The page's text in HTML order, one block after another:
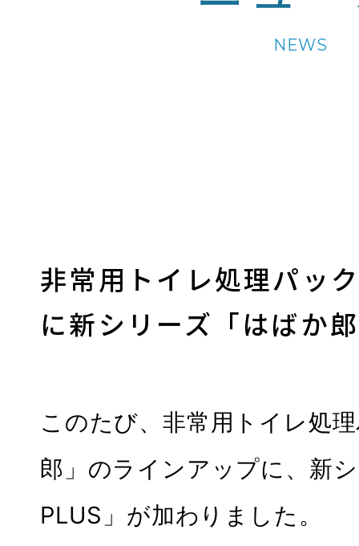
NEWS
非常用トイレ処理パッ
に新シリーズ「はばか
このたび、非常用トイレ処
郎」のラインアップに、新
PLUS」が加わりました。